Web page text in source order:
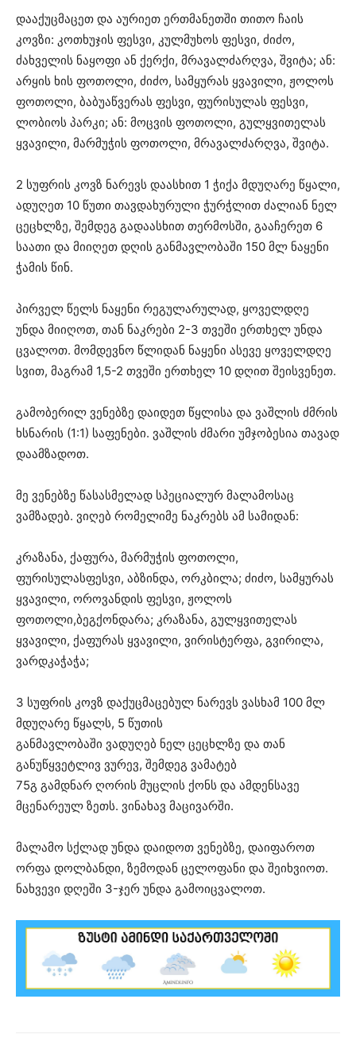
დააქუცმაცეთ და აურიეთ ერთმანეთში თითო ჩაის
კოვზი: კოთხუჯის ფესვი, კულმუხოს ფესვი, ძიძო,
ძახველის ნაყოფი ან ქერქი, მრავალძარღვა, შვიტა; ან:
არყის ხის ფოთოლი, ძიძო, სამყურას ყვავილი, ჟოლოს
ფოთოლი, ბაბუაწვერას ფესვი, ფურისულას ფესვი,
ლობიოს პარკი; ან: მოცვის ფოთოლი, გულყვითელას
ყვავილი, მარმუჭის ფოთოლი, მრავალძარღვა, შვიტა.
2 სუფრის კოვზ ნარევს დაასხით 1 ჭიქა მდუღარე წყალი,
ადუღეთ 10 წუთი თავდახურული ჭურჭლით ძალიან ნელ
ცეცხლზე, შემდეგ გადაასხით თერმოსში, გააჩერეთ 6
საათი და მიიღეთ დღის განმავლობაში 150 მლ ნაყენი
ჭამის წინ.
პირველ წელს ნაყენი რეგულარულად, ყოველდღე
უნდა მიიღოთ, თან ნაკრები 2-3 თვეში ერთხელ უნდა
ცვალოთ. მომდევნო წლიდან ნაყენი ასევე ყოველდღე
სვით, მაგრამ 1,5-2 თვეში ერთხელ 10 დღით შეისვენეთ.
გამობერილ ვენებზე დაიდეთ წყლისა და ვაშლის ძმრის
ხსნარის (1:1) საფენები. ვაშლის ძმარი უმჯობესია თავად
დაამზადოთ.
მე ვენებზე წასასმელად სპეციალურ მალამოსაც
ვამზადებ. ვიღებ რომელიმე ნაკრებს ამ სამიდან:
კრაზანა, ქაფურა, მარმუჭის ფოთოლი,
ფურისულასფესვი, აბზინდა, ორკბილა; ძიძო, სამყურას
ყვავილი, ოროვანდის ფესვი, ჟოლოს
ფოთოლი,ბეგქონდარა; კრაზანა, გულყვითელას
ყვავილი, ქაფურას ყვავილი, ვირისტერფა, გვირილა,
ვარდკაჭაჭა;
3 სუფრის კოვზ დაქუცმაცებულ ნარევს ვასხამ 100 მლ
მდუღარე წყალს, 5 წუთის
განმავლობაში ვადუღებ ნელ ცეცხლზე და თან
განუწყვეტლივ ვურევ, შემდეგ ვამატებ
75გ გამდნარ ღორის მუცლის ქონს და ამდენსავე
მცენარეულ ზეთს. ვინახავ მაცივარში.
მალამო სქლად უნდა დაიდოთ ვენებზე, დაიფაროთ
ორფა დოლბანდი, ზემოდან ცელოფანი და შეიხვიოთ.
ნახვევი დღეში 3-ჯერ უნდა გამოიცვალოთ.